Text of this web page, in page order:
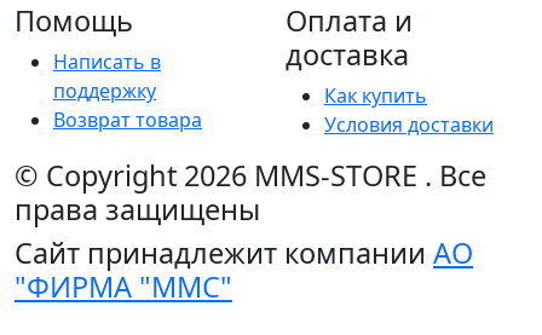
Помощь
Написать в
поддержку
Возврат товара
Оплата и
доставка
Как купить
Условия доставки
© Copyright 2026 MMS-STORE . Все
права защищены
Сайт принадлежит компании АО
"ФИРМА "ММС"